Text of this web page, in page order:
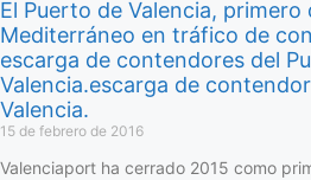
El Puerto de Valencia, primero
Mediterráneo en tráfico de
escarga de contendores del
Valencia.escarga de
Valencia.
15 de febrero de 2016
Valenciaport ha cerrado 2015 como